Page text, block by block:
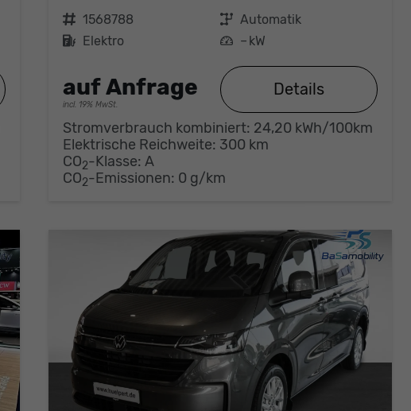
Fahrzeugnr. 1568788 Getriebe Automatik
Kraftstoff Elektro Leistung – kW
auf Anfrage
incl. 19% MwSt.
Details
Stromverbrauch kombiniert: 24,20 kWh/100km
Elektrische Reichweite: 300 km
CO2-Klasse: A
CO2-Emissionen: 0 g/km